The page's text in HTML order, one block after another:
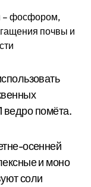
– фосфором,
почвы и
ведро помёта.
осенней
и моно
соли